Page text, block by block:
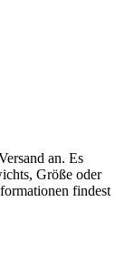
an. Es
Größe oder
findest